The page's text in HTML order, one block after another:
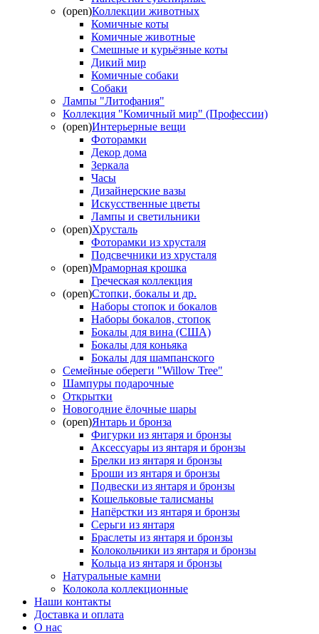
(open)Коллекции животных
Комичные коты
Комичные животные
Смешные и курьёзные коты
Дикий мир
Комичные собаки
Собаки
Лампы "Литофания"
Коллекция "Комичный мир" (Профессии)
(open)Интерьерные вещи
Фоторамки
Декор дома
Зеркала
Часы
Дизайнерские вазы
Искусственные цветы
Лампы и светильники
(open)Хрусталь
Фоторамки из хрусталя
Подсвечники из хрусталя
(open)Мраморная крошка
Греческая коллекция
(open)Стопки, бокалы и др.
Наборы стопок и бокалов
Наборы бокалов, стопок
Бокалы для вина (США)
Бокалы для коньяка
Бокалы для шампанского
Семейные обереги "Willow Tree"
Шампуры подарочные
Открытки
Новогодние ёлочные шары
(open)Янтарь и бронза
Фигурки из янтаря и бронзы
Аксессуары из янтаря и бронзы
Брелки из янтаря и бронзы
Броши из янтаря и бронзы
Подвески из янтаря и бронзы
Кошельковые талисманы
Напёрстки из янтаря и бронзы
Серьги из янтаря
Браслеты из янтаря и бронзы
Колокольчики из янтаря и бронзы
Кольца из янтаря и бронзы
Натуральные камни
Колокола коллекционные
Наши контакты
Доставка и оплата
О нас